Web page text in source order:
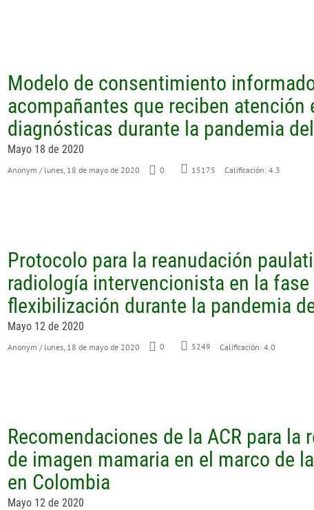
Modelo de consentimiento
acompañantes que reciben
diagnósticas durante la pandemia del
Mayo 18 de 2020
Anonym / lunes, 18 de mayo de 2020 0 15175 Calificación: 4.3
Protocolo para la reanudación
radiología intervencionista en la fase
flexibilización durante la pandemia
Mayo 12 de 2020
Anonym / lunes, 18 de mayo de 2020 0 5249 Calificación: 4.0
Recomendaciones de la ACR para
de imagen mamaria en el marco de
en Colombia
Mayo 12 de 2020